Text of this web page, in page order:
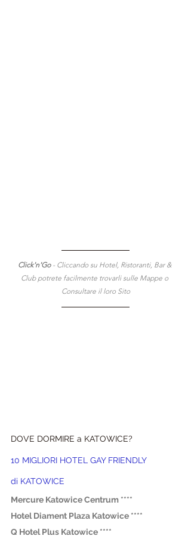
Click'n'Go - Cliccando su Hotel, Ristoranti, Bar &
Club potrete facilmente trovarli sulle Mappe o
Consultare il loro Sito
DOVE DORMIRE a KATOWICE?
10 MIGLIORI HOTEL GAY FRIENDLY
di KATOWICE
Mercure Katowice Centrum ****
Hotel Diament Plaza Katowice ****
Q Hotel Plus Katowice ****